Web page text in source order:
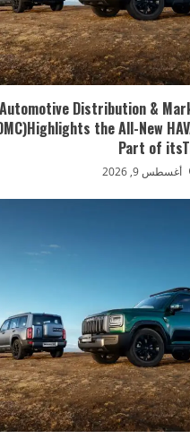
Automotive Distribution &
the All-New
Part of
أغسطس 9, 2026